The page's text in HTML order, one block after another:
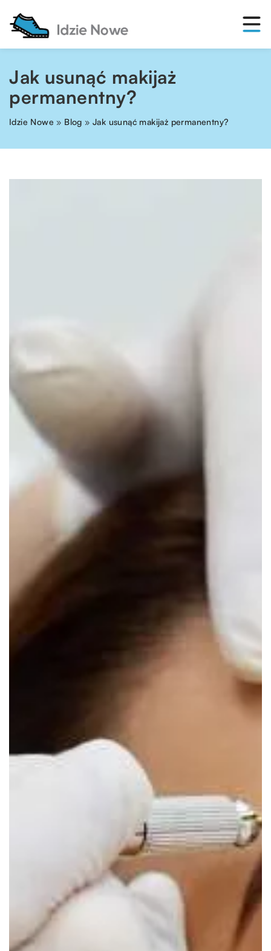
Jak usunąć makijaż
permanentny?
Idzie Nowe » Blog »Jak usunąć makijaż permanentny?